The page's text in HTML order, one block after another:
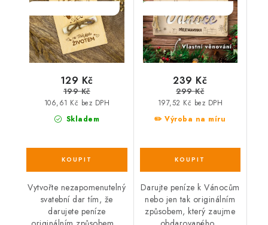
Skladem
106,61 Kč bez DPH
129 Kč
199 Kč
Vytvořte nezapomenutelný
svatební dar tím, že
darujete peníze
✏️ Výroba na míru
197,52 Kč bez DPH
239 Kč
299 Kč
Darujte peníze k Vánocům
nebo jen tak originálním
způsobem, který zaujme